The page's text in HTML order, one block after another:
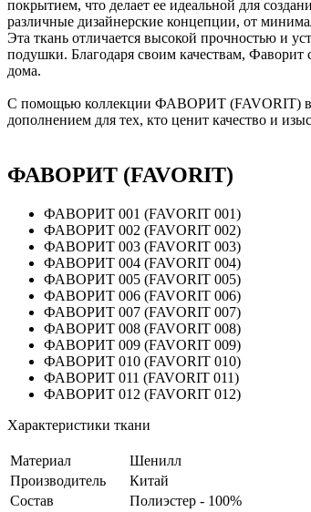
покрытием, что делает ее идеальной для
различные дизайнерские концепции, от
Эта ткань отличается высокой прочностью и
подушки. Благодаря своим качествам,
дома.
С помощью коллекции ФАВОРИТ (FAVORIT) вы
дополнением для тех, кто ценит качество и
ФАВОРИТ (FAVORIT)
ФАВОРИТ 001 (FAVORIT 001)
ФАВОРИТ 002 (FAVORIT 002)
ФАВОРИТ 003 (FAVORIT 003)
ФАВОРИТ 004 (FAVORIT 004)
ФАВОРИТ 005 (FAVORIT 005)
ФАВОРИТ 006 (FAVORIT 006)
ФАВОРИТ 007 (FAVORIT 007)
ФАВОРИТ 008 (FAVORIT 008)
ФАВОРИТ 009 (FAVORIT 009)
ФАВОРИТ 010 (FAVORIT 010)
ФАВОРИТ 011 (FAVORIT 011)
ФАВОРИТ 012 (FAVORIT 012)
Характеристики ткани
Материал
Шенилл
Производитель
Китай
Состав
Полиэстер - 100%